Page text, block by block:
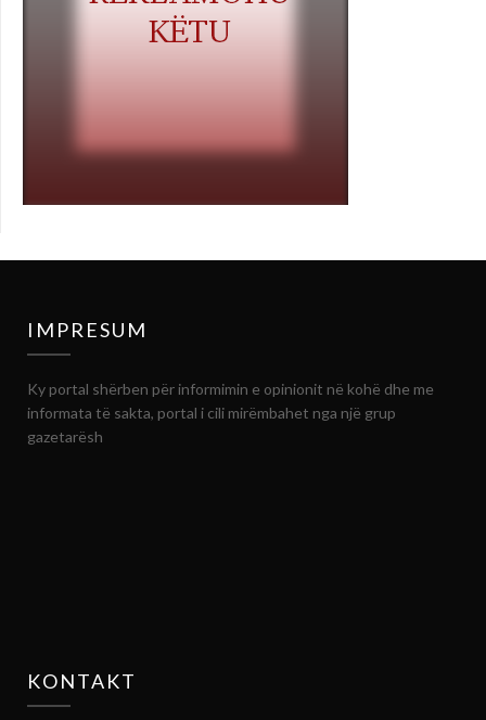
IMPRESUM
Ky portal shërben për informimin e opinionit në kohë dhe me
informata të sakta, portal i cili mirëmbahet nga një grup
gazetarësh
KONTAKT